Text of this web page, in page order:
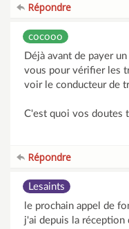
Répondre
cocooo
Déjà avant de payer
vous pour vérifier les
voir le conducteur de
C'est quoi vos doutes
Répondre
Lesaints
le prochain appel de
j'ai depuis la réception